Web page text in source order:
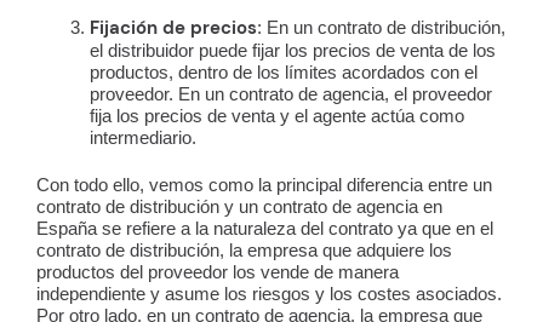
Fijación de precios: En un contrato de distribución,
el distribuidor puede fijar los precios de venta de los
productos, dentro de los límites acordados con el
proveedor. En un contrato de agencia, el proveedor
fija los precios de venta y el agente actúa como
intermediario.
Con todo ello, vemos como la principal diferenciaentre un
contrato de distribución y un contrato de agencia en
España se refiere a la naturaleza del contrato ya que en el
contrato de distribución, la empresa que adquiere los
productos del proveedor los vende de manera
independiente y asume los riesgos y los costes asociados.
Por otro lado, en un contrato de agencia, la empresa que